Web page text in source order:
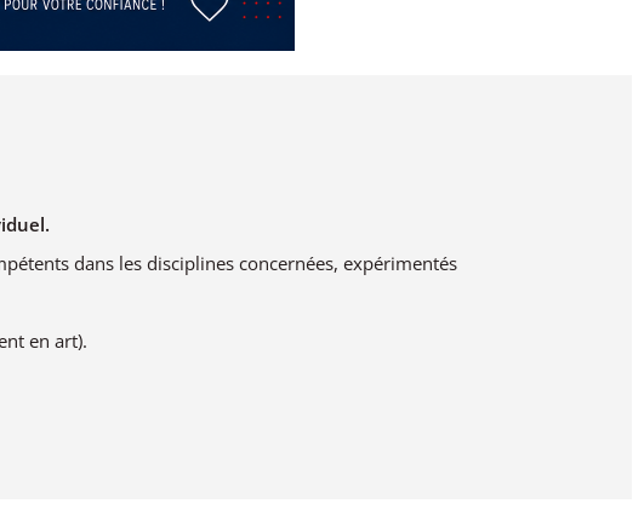
dans les disciplines concernées, expérimentés
en art).